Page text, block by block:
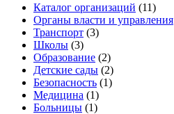
Каталог организаций (11)
Органы власти и управления
Транспорт (3)
Школы (3)
Образование (2)
Детские сады (2)
Безопасность (1)
Медицина (1)
Больницы (1)